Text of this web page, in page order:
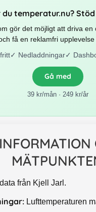
du temperatur.nu?
gör det möjligt att driva
få en reklamfri upplevelse
✓ Nedladdningar✓
Gå med
39 kr/mån · 249 kr/år
INFORMATION
från Kjell Jarl.
Lufttemperaturen